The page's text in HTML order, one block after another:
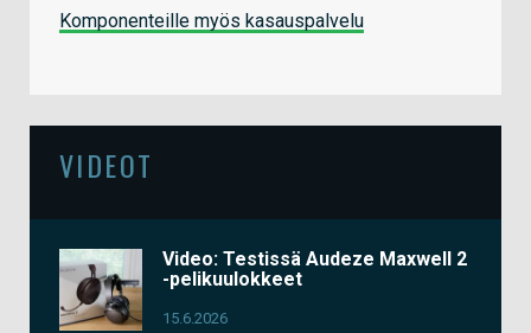
Komponenteille myös kasauspalvelu
VIDEOT
Video: Testissä Audeze Maxwell 2
-pelikuulokkeet
15.6.2026